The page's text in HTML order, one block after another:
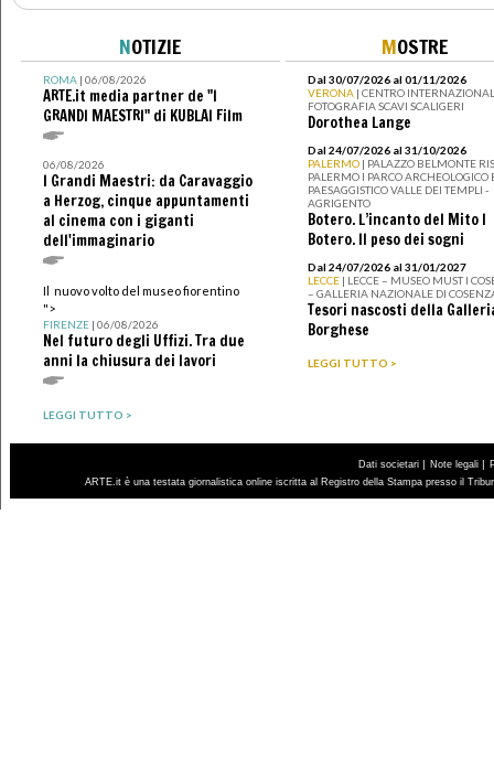
NOTIZIE
ROMA| 06/08/2026
ARTE.it media partner de "I
GRANDI MAESTRI" di KUBLAI Film
06/08/2026
I Grandi Maestri: da Caravaggio
a Herzog, cinque appuntamenti
al cinema con i giganti
dell'immaginario
Il nuovo volto del museo fiorentino
">
FIRENZE| 06/08/2026
Nel futuro degli Uffizi. Tra due
anni la chiusura dei lavori
LEGGI TUTTO >
MOSTRE
Dal 30/07/2026 al 01/11/2026
VERONA | CENTRO
FOTOGRAFIA SCAVI SCALIGERI
Dorothea Lange
Dal 24/07/2026 al 31/10/2026
PALERMO | PALAZZO BELMONTE
PALERMO I PARCO ARCHEOLOGICO
PAESAGGISTICO VALLE DEI TEMPLI -
AGRIGENTO
Botero. L’incanto del Mito I
Botero. Il peso dei sogni
Dal 24/07/2026 al 31/01/2027
LECCE | LECCE – MUSEO MUST I
– GALLERIA NAZIONALE DI
Tesori nascosti della
Borghese
LEGGI TUTTO >
Dati societari | Note legali |
ARTE.it è una testata giornalistica online iscritta al Registro della Stampa presso il